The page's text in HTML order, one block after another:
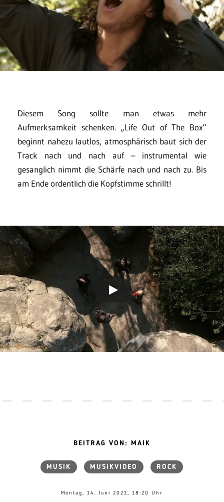
Diesem Song sollte man etwas mehr
Aufmerksamkeit schenken. „Life Out of The Box“
beginnt nahezu lautlos, atmosphärisch baut sich der
Track nach und nach auf – instrumental wie
gesanglich nimmt die Schärfe nach und nach zu. Bis
am Ende ordentlich die Kopfstimme schrillt!
BEITRAG VON: MAIK
MUSIK MUSIKVIDEO ROCK
Montag, 14. Juni 2021, 18:20 Uhr